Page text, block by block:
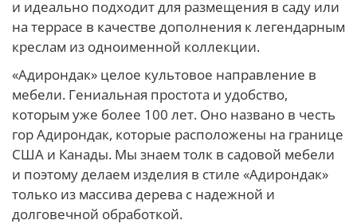
и идеально подходит для размещения в саду или
на террасе в качестве дополнения к легендарным
креслам из одноименной коллекции.
«Адирондак» целое культовое направление в
мебели. Гениальная простота и удобство,
которым уже более 100 лет. Оно названо в честь
гор Адирондак, которые расположены на границе
США и Канады. Мы знаем толк в садовой мебели
и поэтому делаем изделия в стиле «Адирондак»
только из массива дерева с надежной и
долговечной обработкой.